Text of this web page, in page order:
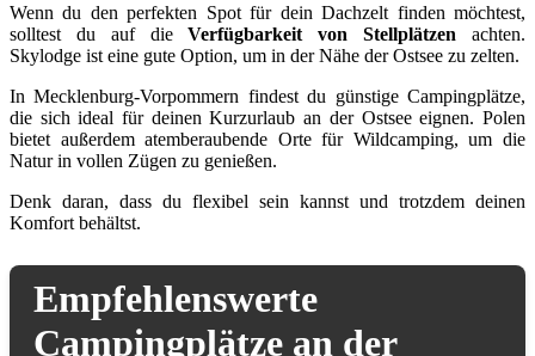
Wenn du den perfekten Spot für dein Dachzelt finden möchtest,
solltest du auf dieVerfügbarkeit von Stellplätzen achten.
Skylodge ist eine gute Option, um in der Nähe der Ostsee zu zelten.
In Mecklenburg-Vorpommern findest du günstige Campingplätze,
die sich ideal für deinen Kurzurlaub an der Ostsee eignen. Polen
bietet außerdem atemberaubende Orte für Wildcamping, um die
Natur in vollen Zügen zu genießen.
Denk daran, dass du flexibel sein kannst und trotzdem deinen
Komfort behältst.
Empfehlenswerte
Campingplätze an der